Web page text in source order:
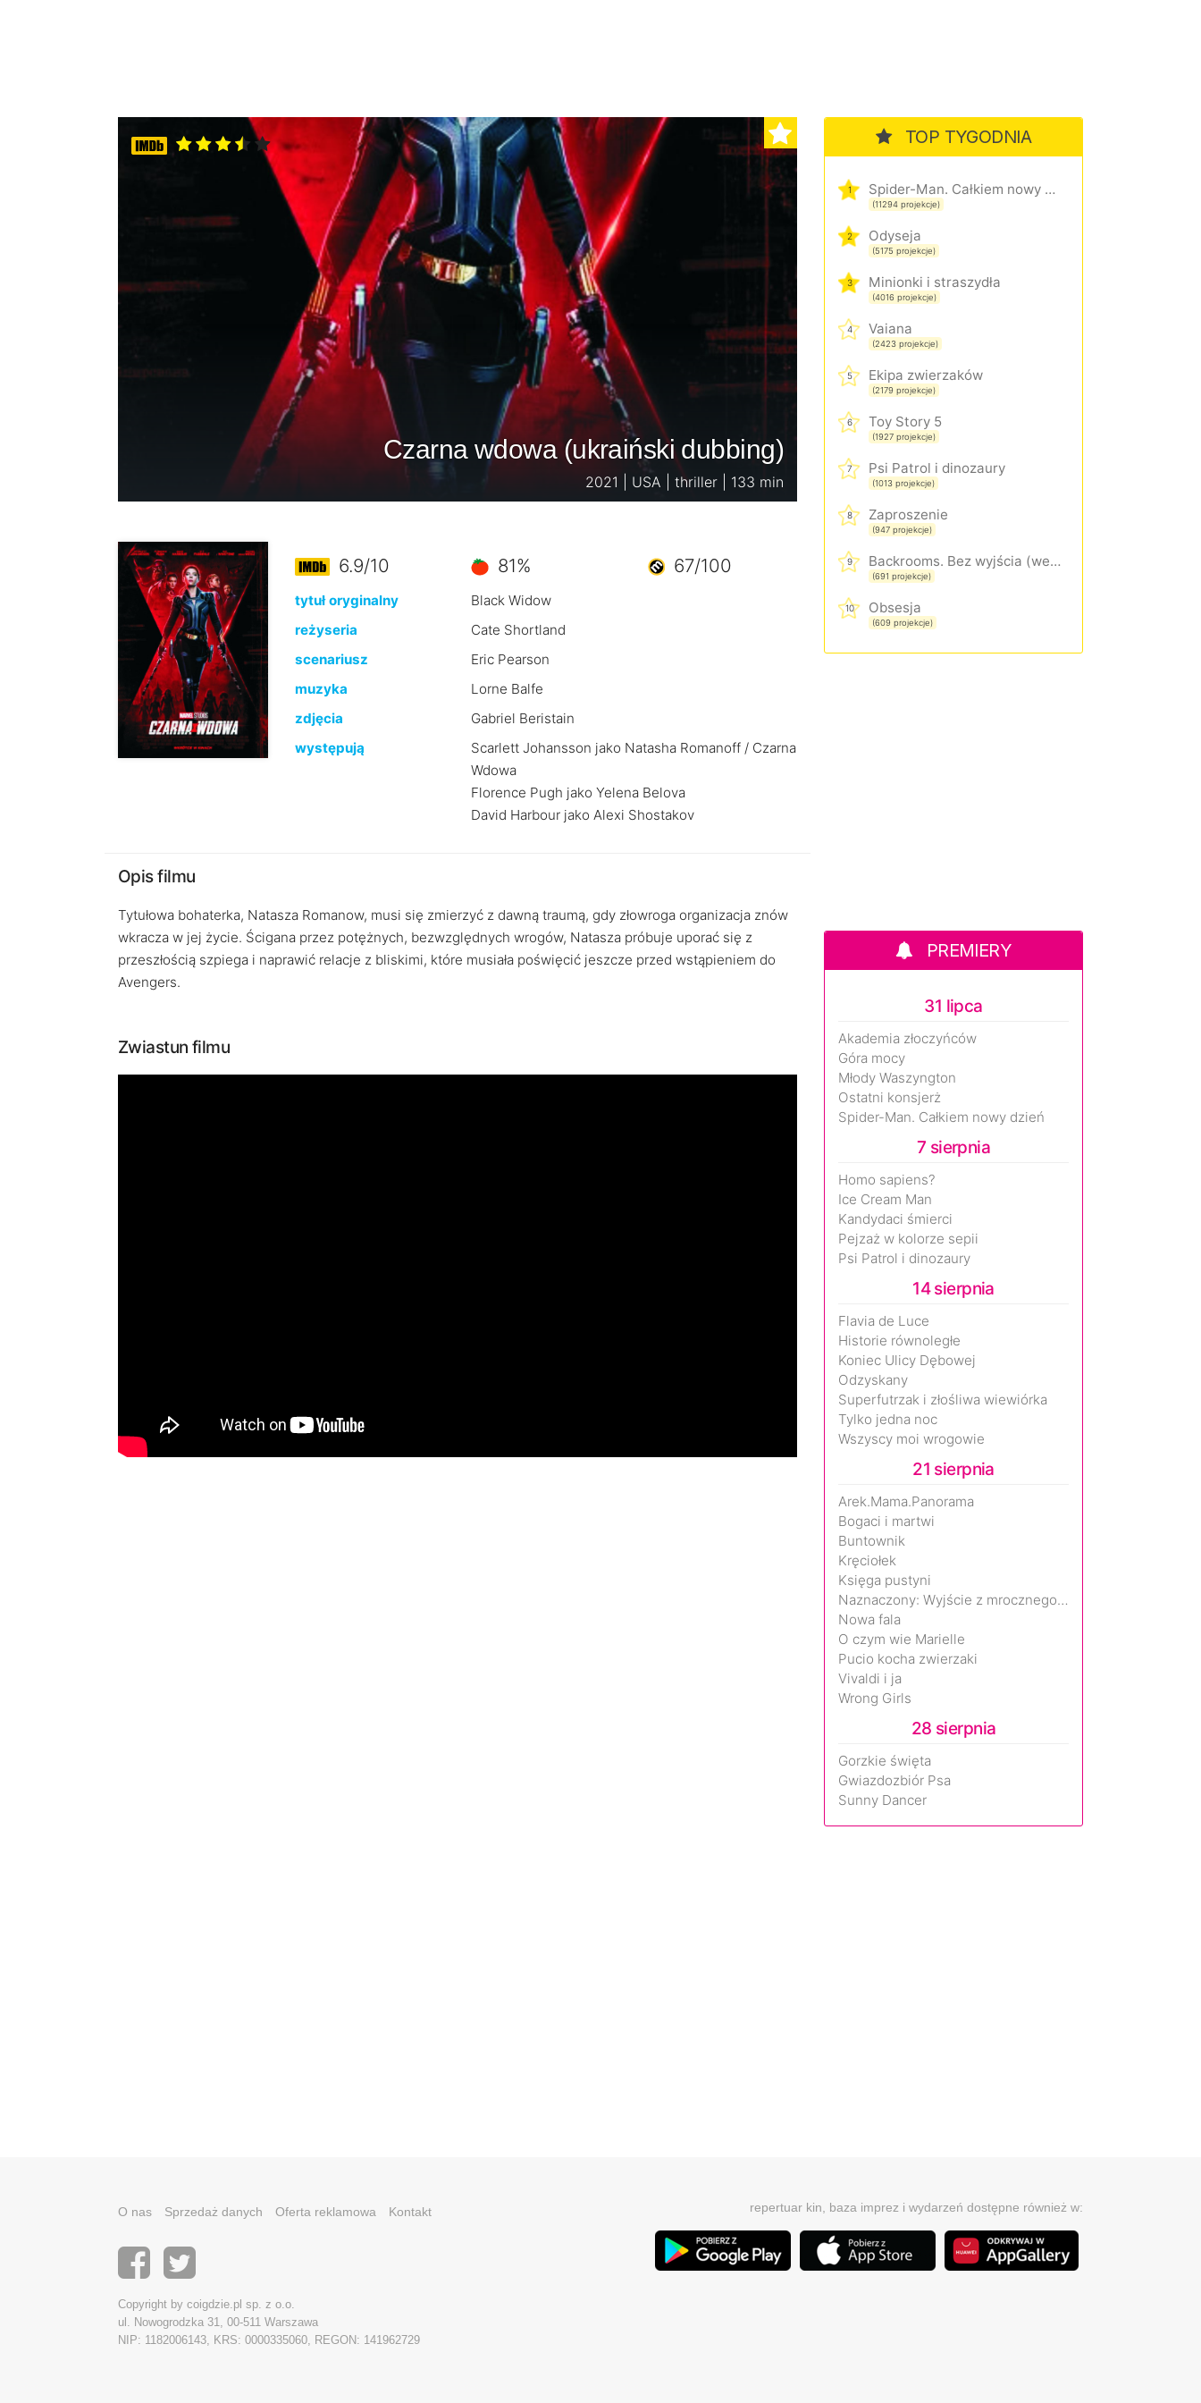
Czarna wdowa (ukraiński dubbing)
2021 | USA | thriller | 133 min
6.9/10 81% 67/100
tytuł oryginalny
Black Widow
reżyseria
Cate Shortland
scenariusz
Eric Pearson
muzyka
Lorne Balfe
zdjęcia
Gabriel Beristain
występują
Scarlett Johansson jako Natasha Romanoff / Czarna
Wdowa
Florence Pugh jako Yelena Belova
David Harbour jako Alexi Shostakov
Opis filmu
Tytułowa bohaterka, Natasza Romanow, musi się zmierzyć z dawną traumą, gdy złowroga organizacja znów
wkracza w jej życie. Ścigana przez potężnych, bezwzględnych wrogów, Natasza próbuje uporać się z
przeszłością szpiega i naprawić relacje z bliskimi, które musiała poświęcić jeszcze przed wstąpieniem do
Avengers.
Zwiastun filmu
TOP TYGODNIA
1 Spider-Man. Całkiem nowy dzień
(11294 projekcje)
2 Odyseja
(5175 projekcje)
3 Minionki i straszydła
(4016 projekcje)
4 Vaiana
(2423 projekcje)
5 Ekipa zwierzaków
(2179 projekcje)
6 Toy Story 5
(1927 projekcje)
7 Psi Patrol i dinozaury
(1013 projekcje)
8 Zaproszenie
(947 projekcje)
9 Backrooms. Bez wyjścia (wersja rozszerzona)
(691 projekcje)
10 Obsesja
(609 projekcje)
PREMIERY
31 lipca
Akademia złoczyńców
Góra mocy
Młody Waszyngton
Ostatni konsjerż
Spider-Man. Całkiem nowy dzień
7 sierpnia
Homo sapiens?
Ice Cream Man
Kandydaci śmierci
Pejzaż w kolorze sepii
Psi Patrol i dinozaury
14 sierpnia
Flavia de Luce
Historie równoległe
Koniec Ulicy Dębowej
Odzyskany
Superfutrzak i złośliwa wiewiórka
Tylko jedna noc
Wszyscy moi wrogowie
21 sierpnia
Arek.Mama.Panorama
Bogaci i martwi
Buntownik
Kręciołek
Księga pustyni
Naznaczony: Wyjście z mrocznego wymiaru
Nowa fala
O czym wie Marielle
Pucio kocha zwierzaki
Vivaldi i ja
Wrong Girls
28 sierpnia
Gorzkie święta
Gwiazdozbiór Psa
Sunny Dancer
O nas Sprzedaż danych Oferta reklamowa Kontakt
Copyright by coigdzie.pl sp. z o.o.
ul. Nowogrodzka 31, 00-511 Warszawa
NIP: 1182006143, KRS: 0000335060, REGON: 141962729
repertuar kin, baza imprez i wydarzeń dostępne również w: